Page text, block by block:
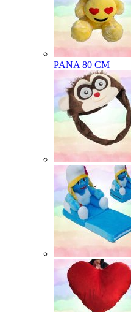
PANA 80 CM